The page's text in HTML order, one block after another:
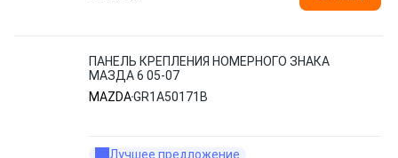
ПАНЕЛЬ КРЕПЛЕНИЯ НОМЕРНОГО ЗНАКА
МАЗДА 6 05-07
MAZDAGR1A50171B
Лучшее предложение